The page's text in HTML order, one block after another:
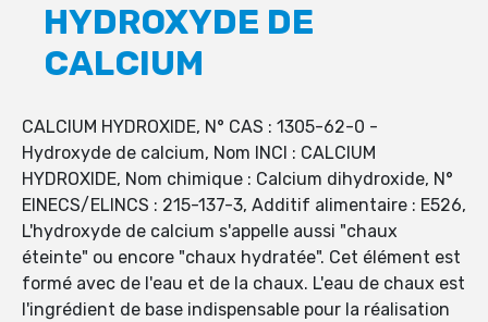
HYDROXYDE DE
CALCIUM
CALCIUM HYDROXIDE, N° CAS : 1305-62-0 -
Hydroxyde de calcium, Nom INCI : CALCIUM
HYDROXIDE, Nom chimique : Calcium dihydroxide, N°
EINECS/ELINCS : 215-137-3, Additif alimentaire : E526,
L'hydroxyde de calcium s'appelle aussi "chaux
éteinte" ou encore "chaux hydratée". Cet élément est
formé avec de l'eau et de la chaux. L'eau de chaux est
l'ingrédient de base indispensable pour la réalisation